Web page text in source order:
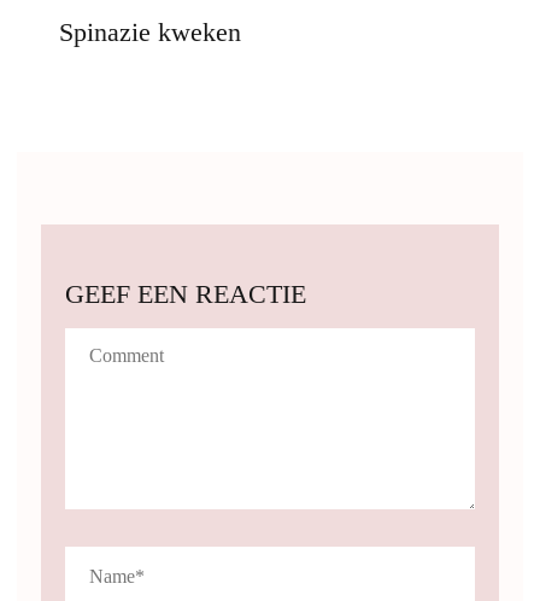
Spinazie kweken
GEEF EEN REACTIE